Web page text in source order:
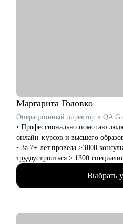
Маргарита Головко
• Профессионально помогаю
онлайн-курсов и высшего
• За 7+ лет провела >3000
трудоустроиться > 1300
Яндекса, Avito, Тинькофф, МТС,
• Являюсь карьерным
LifeCareerBalance, сопровождаю
Выбрать